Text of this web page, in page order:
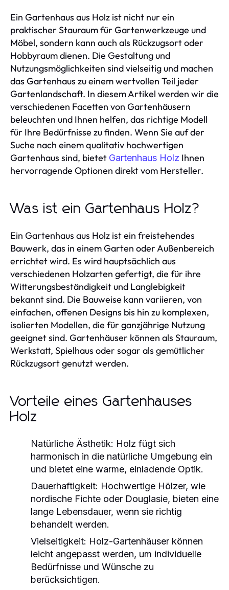
Ein Gartenhaus aus Holz ist nicht nur ein
praktischer Stauraum für Gartenwerkzeuge und
Möbel, sondern kann auch als Rückzugsort oder
Hobbyraum dienen. Die Gestaltung und
Nutzungsmöglichkeiten sind vielseitig und machen
das Gartenhaus zu einem wertvollen Teil jeder
Gartenlandschaft. In diesem Artikel werden wir die
verschiedenen Facetten von Gartenhäusern
beleuchten und Ihnen helfen, das richtige Modell
für Ihre Bedürfnisse zu finden. Wenn Sie auf der
Suche nach einem qualitativ hochwertigen
Gartenhaus sind, bietet Gartenhaus Holz Ihnen
hervorragende Optionen direkt vom Hersteller.
Was ist ein Gartenhaus Holz?
Ein Gartenhaus aus Holz ist ein freistehendes
Bauwerk, das in einem Garten oder Außenbereich
errichtet wird. Es wird hauptsächlich aus
verschiedenen Holzarten gefertigt, die für ihre
Witterungsbeständigkeit und Langlebigkeit
bekannt sind. Die Bauweise kann variieren, von
einfachen, offenen Designs bis hin zu komplexen,
isolierten Modellen, die für ganzjährige Nutzung
geeignet sind. Gartenhäuser können als Stauraum,
Werkstatt, Spielhaus oder sogar als gemütlicher
Rückzugsort genutzt werden.
Vorteile eines Gartenhauses
Holz
Natürliche Ästhetik: Holz fügt sich
harmonisch in die natürliche Umgebung ein
und bietet eine warme, einladende Optik.
Dauerhaftigkeit: Hochwertige Hölzer, wie
nordische Fichte oder Douglasie, bieten eine
lange Lebensdauer, wenn sie richtig
behandelt werden.
Vielseitigkeit: Holz-Gartenhäuser können
leicht angepasst werden, um individuelle
Bedürfnisse und Wünsche zu
berücksichtigen.